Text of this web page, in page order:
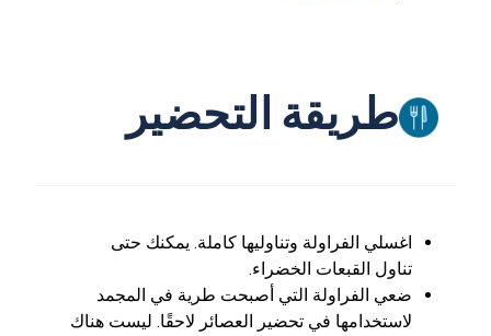
طريقة التحضير
اغسلي الفراولة وتناوليها كاملة. يمكنك حتى
تناول القبعات الخضراء.
ضعي الفراولة التي أصبحت طرية في المجمد
لاستخدامها في تحضير العصائر لاحقًا. ليست هناك